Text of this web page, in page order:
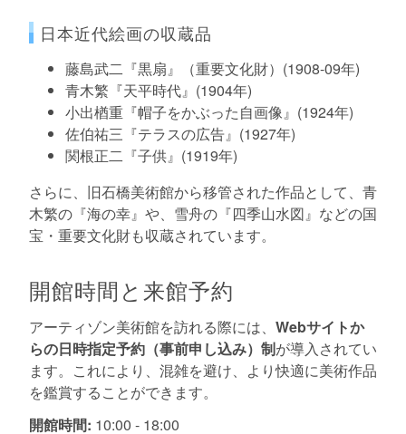
日本近代絵画の収蔵品
藤島武二『黒扇』（重要文化財）(1908-09年)
青木繁『天平時代』(1904年)
小出楢重『帽子をかぶった自画像』(1924年)
佐伯祐三『テラスの広告』(1927年)
関根正二『子供』(1919年)
さらに、旧石橋美術館から移管された作品として、青
木繁の『海の幸』や、雪舟の『四季山水図』などの国
宝・重要文化財も収蔵されています。
開館時間と来館予約
アーティゾン美術館を訪れる際には、 Webサイトか
らの日時指定予約（事前申し込み）制が導入されてい
ます。これにより、混雑を避け、より快適に美術作品
を鑑賞することができます。
開館時間: 10:00 - 18:00